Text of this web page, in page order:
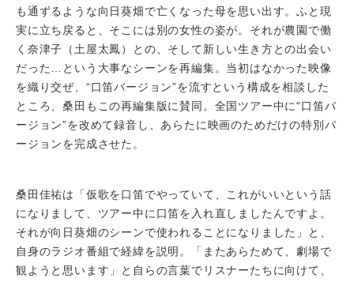
も通ずるような向日葵畑で亡くなった母を思い出す。ふと現
実に立ち戻ると、そこには別の女性の姿が。それが農園で働
く奈津子（土屋太鳳）との、そして新しい生き方との出会い
だった…という大事なシーンを再編集。当初はなかった映像
を織り交ぜ、“口笛バージョン”を流すという構成を相談した
ところ、桑田もこの再編集版に賛同。全国ツアー中に“口笛バ
ージョン”を改めて録音し、あらたに映画のためだけの特別バ
ージョンを完成させた。
桑田佳祐は「仮歌を口笛でやっていて、これがいいという話
になりまして、ツアー中に口笛を入れ直しましたんですよ。
それが向日葵畑のシーンで使われることになりました」と、
自身のラジオ番組で経緯を説明。「またあらためて、劇場で
観ようと思います」と自らの言葉でリスナーたちに向けて、